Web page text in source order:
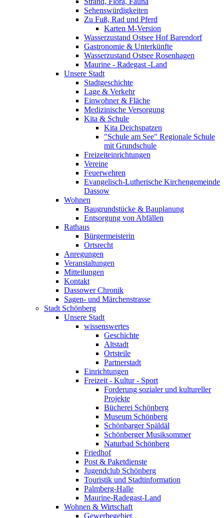
Sehenswürdigkeiten
Zu Fuß, Rad und Pferd
Karten M-Version
Wasserzustand Ostsee Hof Barendorf
Gastronomie & Unterkünfte
Wasserzustand Ostsee Rosenhagen
Maurine - Radegast -Land
Unsere Stadt
Stadtgeschichte
Lage & Verkehr
Einwohner & Fläche
Medizinische Versorgung
Kita & Schule
Kita Deichspatzen
"Schule am See" Regionale Schule
mit Grundschule
Freizeiteinrichtungen
Vereine
Feuerwehren
Evangelisch-Lutherische Kirchengemeinde
Dassow
Wohnen
Baugrundstücke & Bauplanung
Entsorgung von Abfällen
Rathaus
Bürgermeisterin
Ortsrecht
Anregungen
Veranstaltungen
Mitteilungen
Kontakt
Dassower Chronik
Sagen- und Märchenstrasse
Stadt Schönberg
Unsere Stadt
wissenswertes
Geschichte
Altstadt
Ortsteile
Partnerstadt
Einrichtungen
Freizeit - Kultur - Sport
Forderung sozialer und kultureller
Projekte
Bücherei Schönberg
Museum Schönberg
Schönbarger Späldäl
Schönberger Musiksommer
Naturbad Schönberg
Friedhof
Post & Paketdienste
Jugendclub Schönberg
Touristik und Stadtinformation
Palmberg-Halle
Maurine-Radegast-Land
Wohnen & Wirtschaft
Gewerbegebiet